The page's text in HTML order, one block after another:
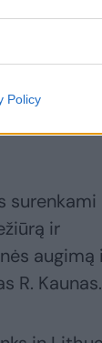
Policy
surenkami
ir
augimą
R. Kaunas.